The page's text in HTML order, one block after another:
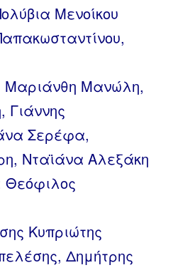
Μενοίκου
Μαριάνθη Μανώλη,
Γιάννης
Σερέφα,
Νταϊάνα Αλεξάκη
Θεόφιλος
Κυπριώτης
Δημήτρης